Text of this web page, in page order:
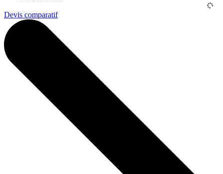
Devis comparatif